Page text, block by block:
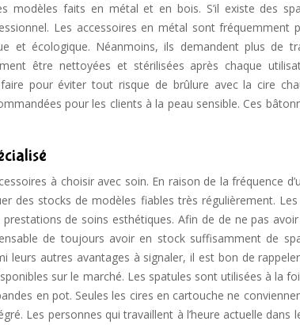
modèles faits en métal et en bois. S’il existe des
Les accessoires en métal sont fréquemment
et écologique. Néanmoins, ils demandent plus de
être nettoyées et stérilisées après chaque
pour éviter tout risque de brûlure avec la cire
pour les clients à la peau sensible. Ces
à choisir avec soin. En raison de la fréquence
des stocks de modèles fiables très régulièrement. Les
de soins esthétiques. Afin de de ne pas
de toujours avoir en stock suffisamment de
autres avantages à signaler, il est bon de
sur le marché. Les spatules sont utilisées à la
en pot. Seules les cires en cartouche ne
Les personnes qui travaillent à l’heure actuelle dans